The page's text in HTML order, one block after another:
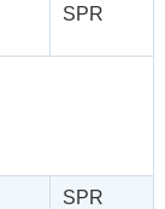
SPR
SPR